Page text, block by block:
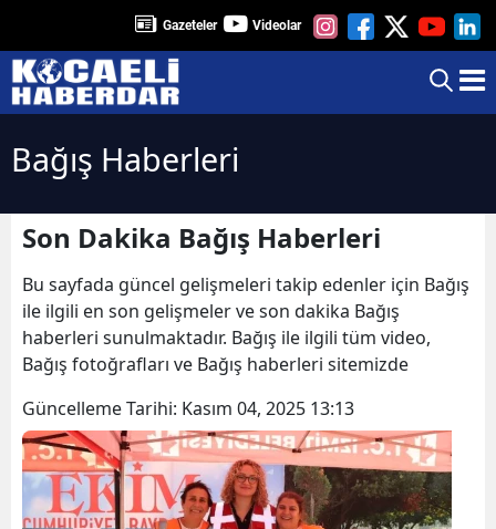
Gazeteler Videolar
Bağış Haberleri
Son Dakika Bağış Haberleri
Bu sayfada güncel gelişmeleri takip edenler için Bağış
ile ilgili en son gelişmeler ve son dakika Bağış
haberleri sunulmaktadır. Bağış ile ilgili tüm video,
Bağış fotoğrafları ve Bağış haberleri sitemizde
Güncelleme Tarihi: Kasım 04, 2025 13:13